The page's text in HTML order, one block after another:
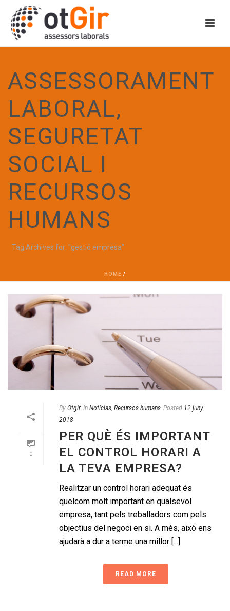
ASSESSORAMENT
LABORAL,
SEGURETAT
SOCIAL I
RECURSOS
HUMANS
Tag Archives for: "gestió empresa"
HOME /
0
By Otgir In Notícias Recursos humans Posted 12 juny,
2018
PER QUÈ ÉS IMPORTANT
EL CONTROL HORARI A
LA TEVA EMPRESA?
Realitzar un control horari adequat és
quelcom molt important en qualsevol
empresa, tant pels treballadors com pels
objectius del negoci en si. A més, això ens
ajudarà a dur a terme una millor [...]
READ MORE